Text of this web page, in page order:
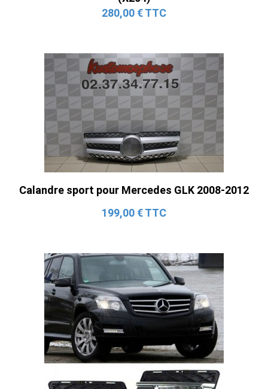
280,00 € TTC
Calandre sport pour Mercedes GLK 2008-2012
199,00 € TTC